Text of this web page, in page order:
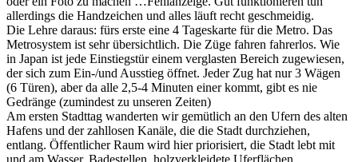
allerdings die Handzeichen und alles läuft recht geschmeidig.
Die Lehre daraus: fürs erste eine 4 Tageskarte für die Metro. Das
Metrosystem ist sehr übersichtlich. Die Züge fahren fahrerlos. Wie
in Japan ist jede Einstiegstür einem verglasten Bereich zugewiesen,
der sich zum Ein-/und Ausstieg öffnet. Jeder Zug hat nur 3 Wägen
(6 Türen), aber da alle 2,5-4 Minuten einer kommt, gibt es nie
Gedränge (zumindest zu unseren Zeiten)
Am ersten Stadttag wanderten wir gemütlich an den Ufern des alten
Hafens und der zahllosen Kanäle, die die Stadt durchziehen,
entlang. Öffentlicher Raum wird hier priorisiert, die Stadt lebt mit